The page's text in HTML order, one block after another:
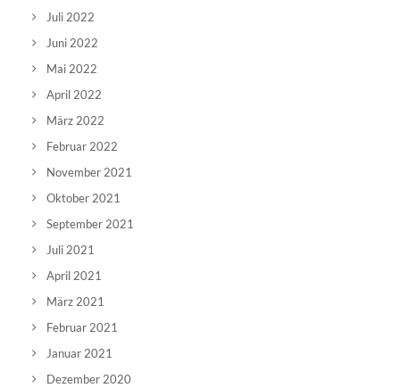
Juli 2022
Juni 2022
Mai 2022
April 2022
März 2022
Februar 2022
November 2021
Oktober 2021
September 2021
Juli 2021
April 2021
März 2021
Februar 2021
Januar 2021
Dezember 2020